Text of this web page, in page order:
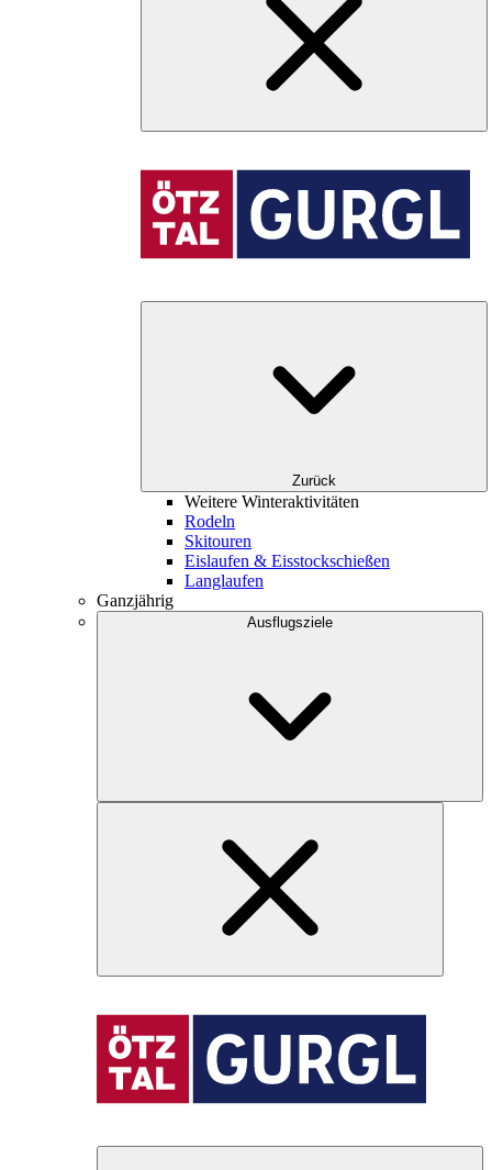
Zurück
Weitere Winteraktivitäten
Rodeln
Skitouren
Eislaufen & Eisstockschießen
Langlaufen
Ganzjährig
Ausflugsziele